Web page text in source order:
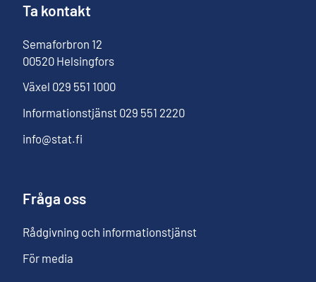
Ta kontakt
Semaforbron 12
00520 Helsingfors
Växel 029 551 1000
Informationstjänst 029 551 2220
info@stat.fi
Fråga oss
Rådgivning och informationstjänst
För media